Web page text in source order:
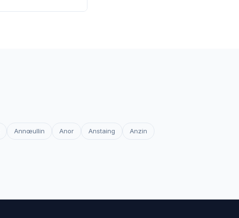
Annœullin Anor Anstaing Anzin